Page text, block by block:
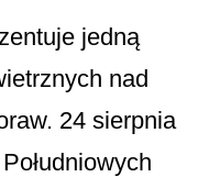
jedną
nad
24 sierpnia